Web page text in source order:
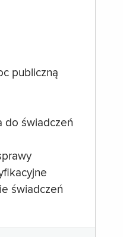
publiczną
do świadczeń
świadczeń